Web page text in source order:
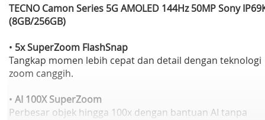
TECNO Camon Series 5G AMOLED 144Hz 50MP Sony
(8GB/256GB)
• 5x SuperZoom FlashSnap
Tangkap momen lebih cepat dan detail dengan teknologi
zoom canggih.
• AI 100X SuperZoom
Perbesar objek hingga 100x dengan bantuan AI tanpa